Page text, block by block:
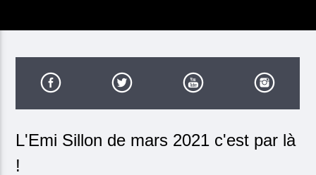
L'Emi Sillon de mars 2021 c'est par là
!